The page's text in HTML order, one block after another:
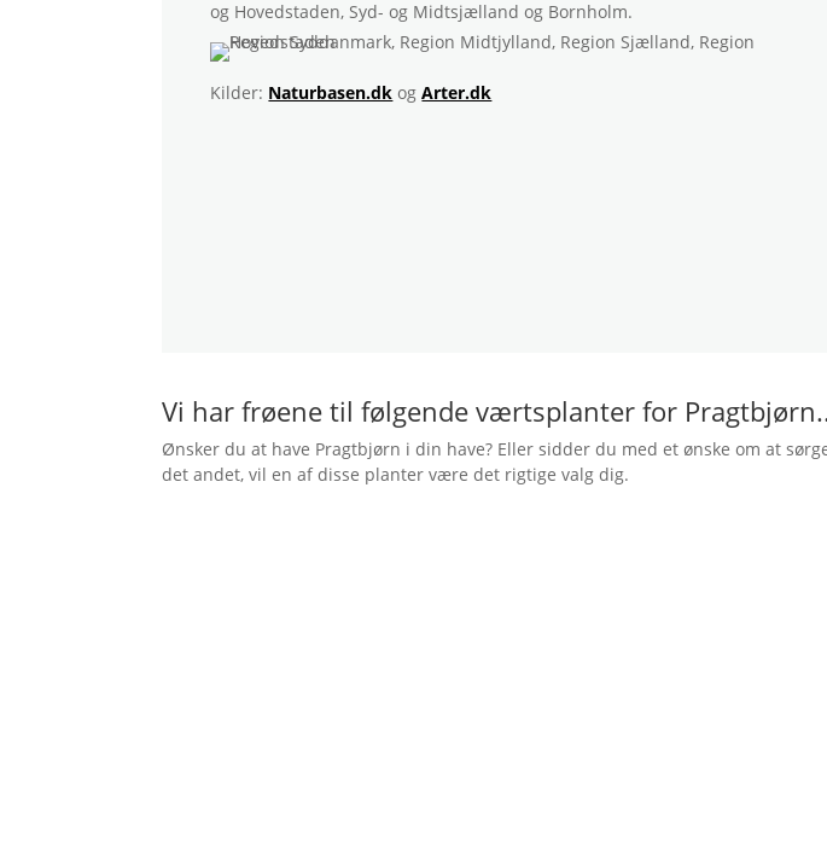
og Hovedstaden, Syd- og Midtsjælland og Bornholm.
Kilder: Naturbasen.dk ogArter.dk
Vi har frøene til følgende værtsplanter for
Ønsker du at have Pragtbjørn i din have? Eller sidder du med et ønske om at
det andet, vil en af disse planter være det rigtige valg dig.